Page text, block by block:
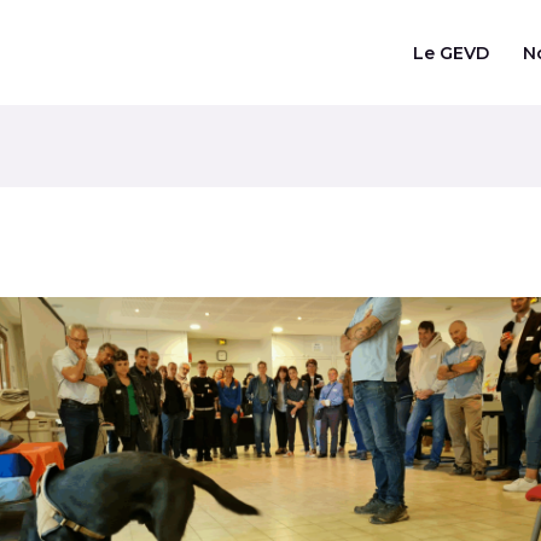
Le GEVD